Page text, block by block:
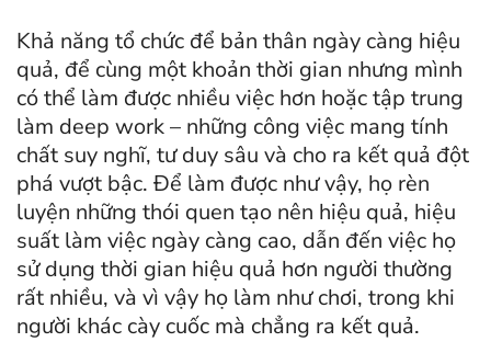
Khả năng tổ chức để bản thân ngày càng hiệu
quả, để cùng một khoản thời gian nhưng mình
có thể làm được nhiều việc hơn hoặc tập trung
làm deep work – những công việc mang tính
chất suy nghĩ, tư duy sâu và cho ra kết quả đột
phá vượt bậc. Để làm được như vậy, họ rèn
luyện những thói quen tạo nên hiệu quả, hiệu
suất làm việc ngày càng cao, dẫn đến việc họ
sử dụng thời gian hiệu quả hơn người thường
rất nhiều, và vì vậy họ làm như chơi, trong khi
người khác cày cuốc mà chẳng ra kết quả.